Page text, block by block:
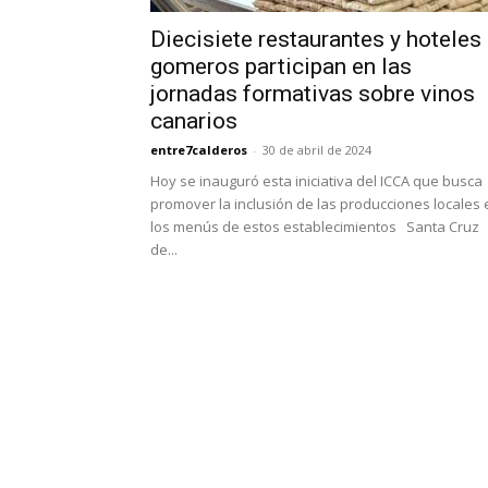
Diecisiete restaurantes y hoteles
gomeros participan en las
jornadas formativas sobre vinos
canarios
entre7calderos - 30 de abril de 2024
Hoy se inauguró esta iniciativa del ICCA que busca
promover la inclusión de las producciones locales
los menús de estos establecimientos Santa Cruz
de...